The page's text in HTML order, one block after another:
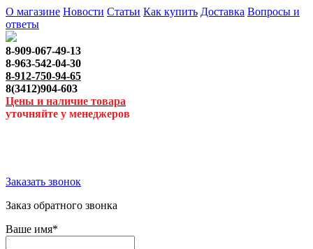
О магазине Новости Статьи Как купить Доставка Вопросы и
ответы
8-909-067-49-13
8-963-542-04-30
8-912-750-94-65
8(3412)904-603
Цены и наличие товара
уточняйте у менеджеров
Заказать звонок
Заказ обратного звонка
Ваше имя*